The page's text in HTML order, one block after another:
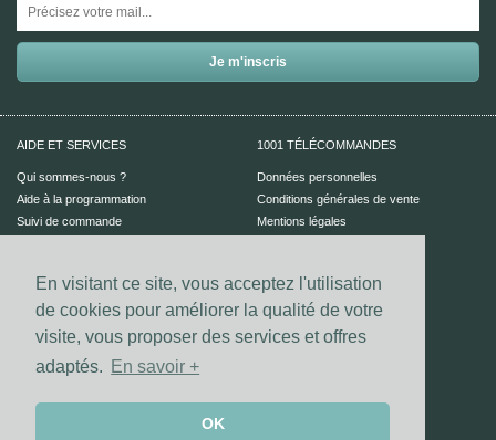
En visitant ce site, vous acceptez l'utilisation
de cookies pour améliorer la qualité de votre
visite, vous proposer des services et offres
adaptés.
En savoir +
OK
AIDE ET SERVICES
Qui sommes-nous ?
Aide à la programmation
Suivi de commande
1001 TÉLÉCOMMANDES
Données personnelles
Conditions générales de vente
Mentions légales
Vos coordonnées bancaires sont
Les paiements Visa et Mastercard sont
sécurisés grâce au dispositif 3D-secure.
UN CONSEIL ?
Nous contacter